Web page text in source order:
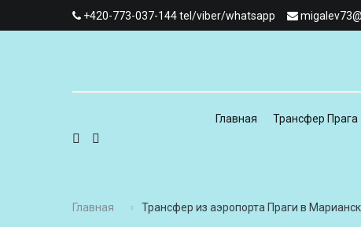
+420-773-037-144 tel/viber/whatsapp
Главная Трансфер Прага
Главная Трансфер из аэропорта Праги в